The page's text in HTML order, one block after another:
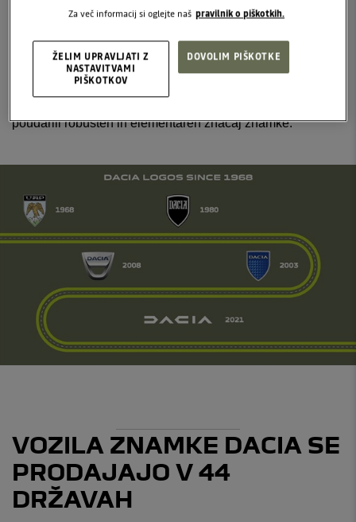
ščita pa je bil izrezan.
Leta 2021 je bil uveden nov emblem, ki simbolizira
zaupanje med znamko Dacia in njenimi kupci. Sestavljen
je bil iz medsebojno povezanih črk D in C ter petih črk
poudarili robusten in elementaren značaj znamke.
VOZILA ZNAMKE DACIA SE
PRODAJAJO V 44
DRŽAVAH
Za več informacij si oglejte naš pravilnik o piškotkih.
DOVOLIM PIŠKOTKE
ŽELIM UPRAVLJATI Z
NASTAVITVAMI
PIŠKOTKOV